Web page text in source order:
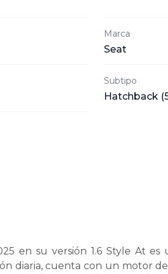
Marca
Seat
Subtipo
Hatchback
en su versión 1.6 Style At
diaria, cuenta con un motor